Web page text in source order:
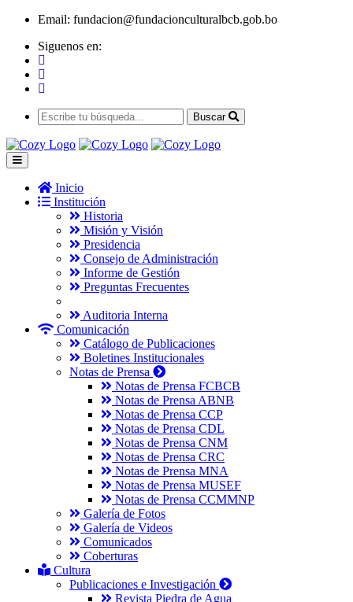
Email: fundacion@fundacionculturalbcb.gob.bo
Siguenos en:
Buscar
Inicio
Institución
Historia
Misión y Visión
Presidencia
Consejo de Administración
Informe de Gestión
Preguntas Frecuentes
Auditoria Interna
Comunicación
Catálogo de Publicaciones
Boletines Institucionales
Notas de Prensa
Notas de Prensa FCBCB
Notas de Prensa ABNB
Notas de Prensa CCP
Notas de Prensa CDL
Notas de Prensa CNM
Notas de Prensa CRC
Notas de Prensa MNA
Notas de Prensa MUSEF
Notas de Prensa CCMMNP
Galería de Fotos
Galería de Videos
Comunicados
Coberturas
Cultura
Publicaciones e Investigación
Revista Piedra de Agua